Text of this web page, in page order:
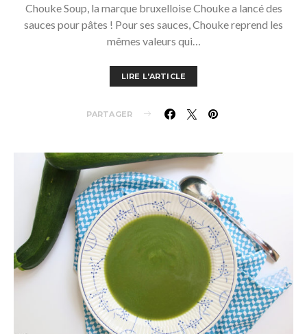
Chouke Soup, la marque bruxelloise Chouke a lancé des
sauces pour pâtes ! Pour ses sauces, Chouke reprend les
mêmes valeurs qui…
LIRE L'ARTICLE
PARTAGER